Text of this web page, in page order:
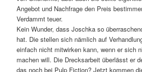
Angebot und Nachfrage den Preis
Verdammt teuer.
Kein Wunder, dass Joschka so
hat. Die stellen sich nämlich auf
einfach nicht mitwirken kann, wenn er sich
machen will. Die Drecksarbeit überlässt er
das noch bei Pulp Fiction? Jetzt kommen